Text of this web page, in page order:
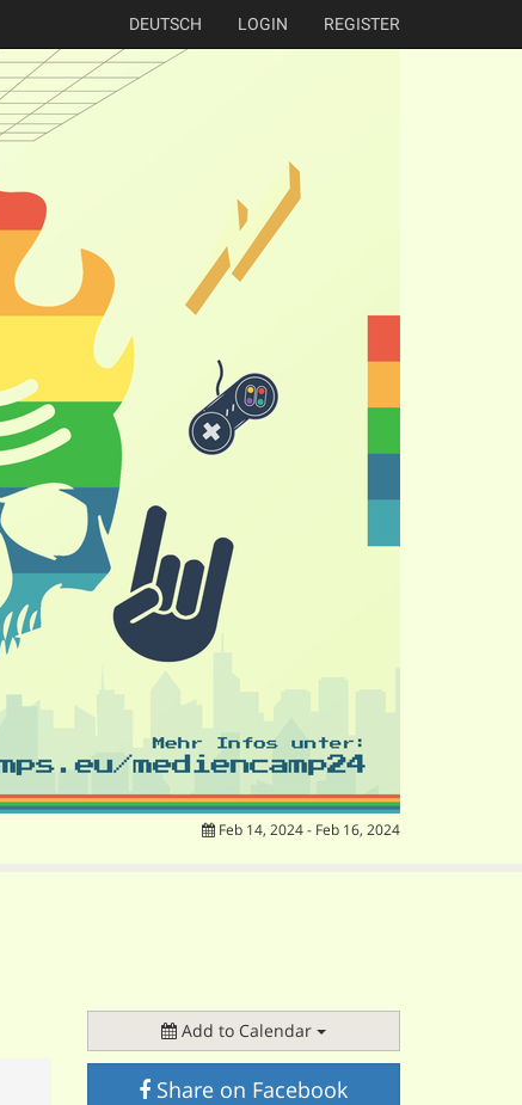
DEUTSCH LOGIN REGISTER
Feb 14, 2024 - Feb 16, 2024
Add to Calendar
Share on Facebook